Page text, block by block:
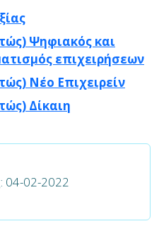
Ψηφιακός και
επιχειρήσεων
Νέο Επιχειρείν
Δίκαιη
04-02-2022